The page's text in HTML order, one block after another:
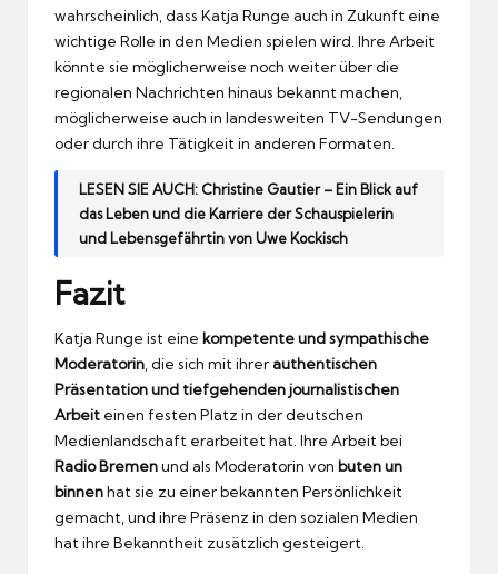
wahrscheinlich, dass Katja Runge auch in Zukunft eine
wichtige Rolle in den Medien spielen wird. Ihre Arbeit
könnte sie möglicherweise noch weiter über die
regionalen Nachrichten hinaus bekannt machen,
möglicherweise auch in landesweiten TV-Sendungen
oder durch ihre Tätigkeit in anderen Formaten.
LESEN SIE AUCH: Christine Gautier – Ein Blick auf
das Leben und die Karriere der Schauspielerin
und Lebensgefährtin von Uwe Kockisch
Fazit
Katja Runge ist eine kompetente und sympathische
Moderatorin, die sich mit ihrerauthentischen
Präsentation und tiefgehenden journalistischen
Arbeit einen festen Platz in der deutschen
Medienlandschaft erarbeitet hat. Ihre Arbeit bei
Radio Bremenund als Moderatorin von buten un
binnenhat sie zu einer bekannten Persönlichkeit
gemacht, und ihre Präsenz in den sozialen Medien
hat ihre Bekanntheit zusätzlich gesteigert.